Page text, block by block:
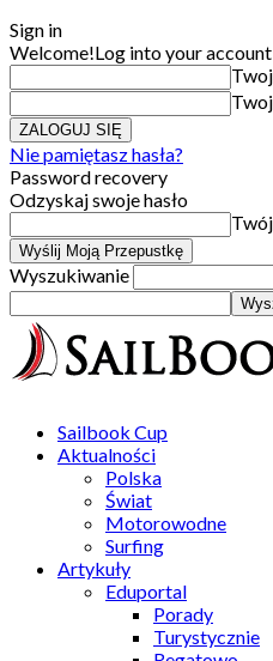
Sign in
Welcome!Log into your account
Nie pamiętasz hasła?
Password recovery
Odzyskaj swoje hasło
Wyszukiwanie
Sailbook Cup
Aktualności
Polska
Świat
Motorowodne
Surfing
Artykuły
Eduportal
Porady
Turystycznie